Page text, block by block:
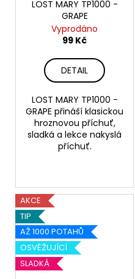
LOST MARY TP1000 -
GRAPE
Vyprodáno
99 Kč
DETAIL
LOST MARY TP1000 -
GRAPE přináší klasickou
hroznovou příchuť,
sladká a lekce nakyslá
příchuť.
AKCE
TIP
AŽ 1000 POTAHŮ
OSVĚŽUJÍCÍ
SLADKÁ